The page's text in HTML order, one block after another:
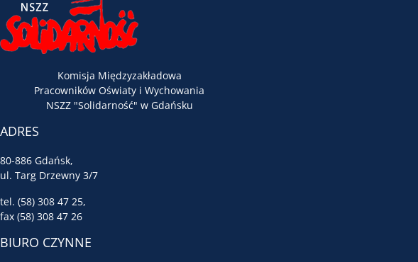
Komisja Międzyzakładowa
Pracowników Oświaty i Wychowania
NSZZ "Solidarność" w Gdańsku
ADRES
80-886 Gdańsk,
ul. Targ Drzewny 3/7
tel. (58) 308 47 25,
fax (58) 308 47 26
BIURO CZYNNE